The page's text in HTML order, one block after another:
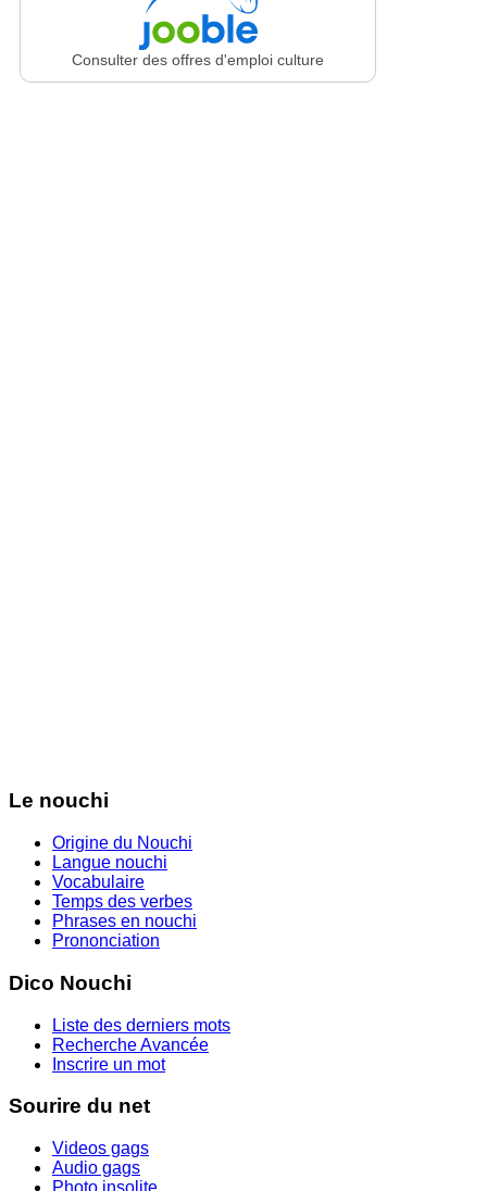
Consulter des offres d'emploi culture
Le nouchi
Origine du Nouchi
Langue nouchi
Vocabulaire
Temps des verbes
Phrases en nouchi
Prononciation
Dico Nouchi
Liste des derniers mots
Recherche Avancée
Inscrire un mot
Sourire du net
Videos gags
Audio gags
Photo insolite